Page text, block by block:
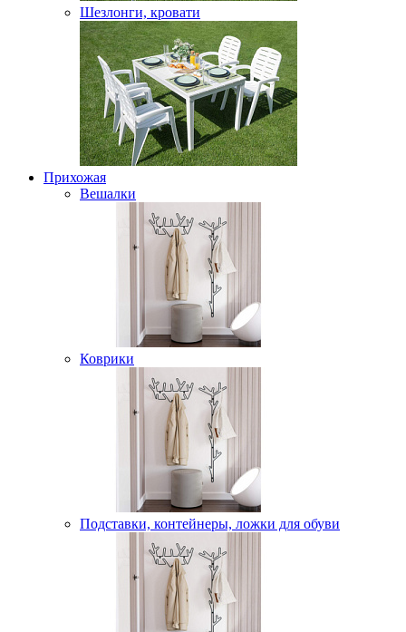
Шезлонги, кровати
Прихожая
Вешалки
Коврики
Подставки, контейнеры, ложки для обуви